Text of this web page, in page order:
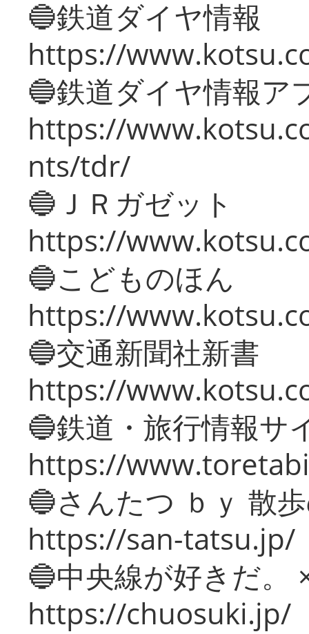
🔵鉄道ダイヤ情報
https://
🔵鉄道ダイヤ情報ア
https://
nts/tdr/
🔵ＪＲガゼット
https://
🔵こどものほん
https://
🔵交通新聞社新書
https://
🔵鉄道・旅行情報サ
https://
🔵さんたつ ｂｙ 散
https://san-tatsu.jp/
🔵中央線が好きだ。
https://chuosuki.jp/